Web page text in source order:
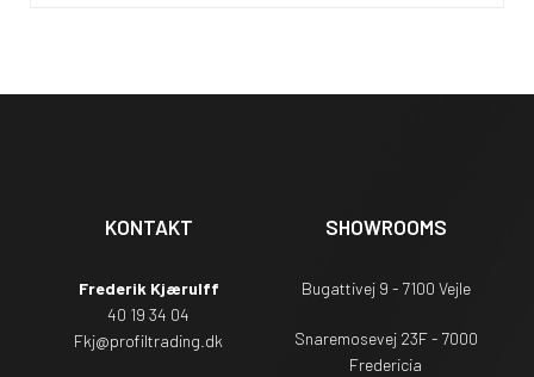
KONTAKT
Frederik Kjærulff
40 19 34 04
Fkj@profiltrading.dk
SHOWROOMS
Bugattivej 9 - 7100 Vejle
Snaremosevej 23F - 7000
Fredericia